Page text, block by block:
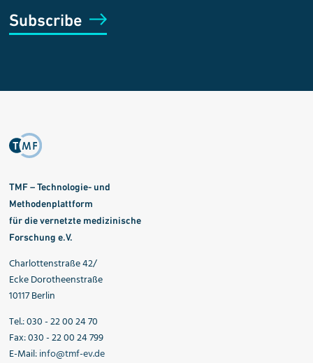
Subscribe
TMF – Technologie- und
Methodenplattform
für die vernetzte medizinische
Forschung e.V.
Charlottenstraße 42/
Ecke Dorotheenstraße
10117 Berlin
Tel.: 030 - 22 00 24 70
Fax: 030 - 22 00 24 799
E-Mail:info@tmf-ev.de